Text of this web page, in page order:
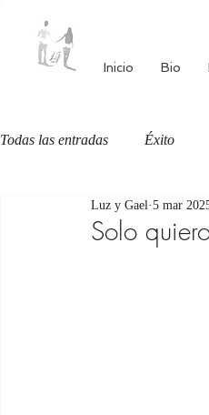
Inicio Bio
Todas las entradas Éxito
Autoestima
Solo
Luz y Gael 5 mar